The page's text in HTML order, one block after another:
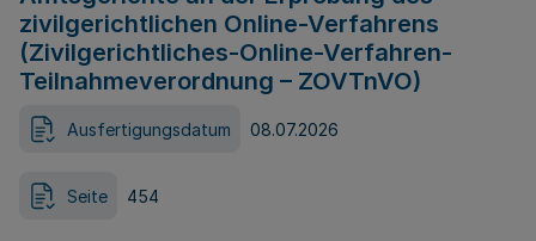
zivilgerichtlichen Online-Verfahrens
(Zivilgerichtliches-Online-Verfahren-
Teilnahmeverordnung – ZOVTnVO)
Ausfertigungsdatum 08.07.2026
Seite 454